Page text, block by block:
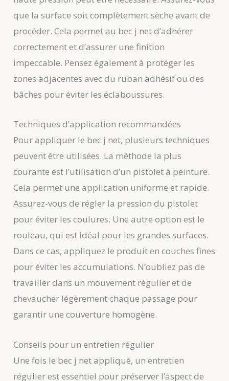
que la surface soit complètement sèche avant de
procéder. Cela permet au bec j net d’adhérer
correctement et d’assurer une finition
impeccable. Pensez également à protéger les
zones adjacentes avec du ruban adhésif ou des
bâches pour éviter les éclaboussures.
Techniques d’application recommandées
Pour appliquer le bec j net, plusieurs techniques
peuvent être utilisées. La méthode la plus
courante est l’utilisation d’un pistolet à peinture.
Cela permet une application uniforme et rapide.
Assurez-vous de régler la pression du pistolet
pour éviter les coulures. Une autre option est le
rouleau, qui est idéal pour les grandes surfaces.
Dans ce cas, appliquez le produit en couches fines
pour éviter les accumulations. N’oubliez pas de
travailler dans un mouvement régulier et de
chevaucher légèrement chaque passage pour
garantir une couverture homogène.
Conseils pour un entretien régulier
Une fois le bec j net appliqué, un entretien
régulier est essentiel pour préserver l’aspect de